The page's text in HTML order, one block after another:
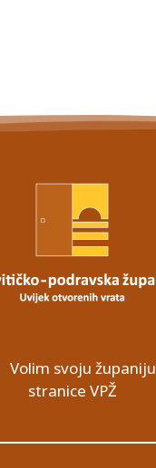
Volim svoju županiju
stranice VPŽ